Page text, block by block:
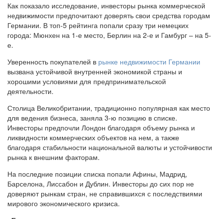
Как показало исследование, инвесторы рынка коммерческой
недвижимости предпочитают доверять свои средства городам
Германии. В топ-5 рейтинга попали сразу три немецких
города: Мюнхен на 1-е место, Берлин на 2-е и Гамбург – на 5-
е.
Уверенность покупателей в рынке недвижимости Германии
вызвана устойчивой внутренней экономикой страны и
хорошими условиями для предпринимательской
деятельности.
Столица Великобритании, традиционно популярная как место
для ведения бизнеса, заняла 3-ю позицию в списке.
Инвесторы предпочли Лондон благодаря объему рынка и
ликвидности коммерческих объектов на нем, а также
благодаря стабильности национальной валюты и устойчивости
рынка к внешним факторам.
На последние позиции списка попали Афины, Мадрид,
Барселона, Лиссабон и Дублин. Инвесторы до сих пор не
доверяют рынкам стран, не справившихся с последствиями
мирового экономического кризиса.